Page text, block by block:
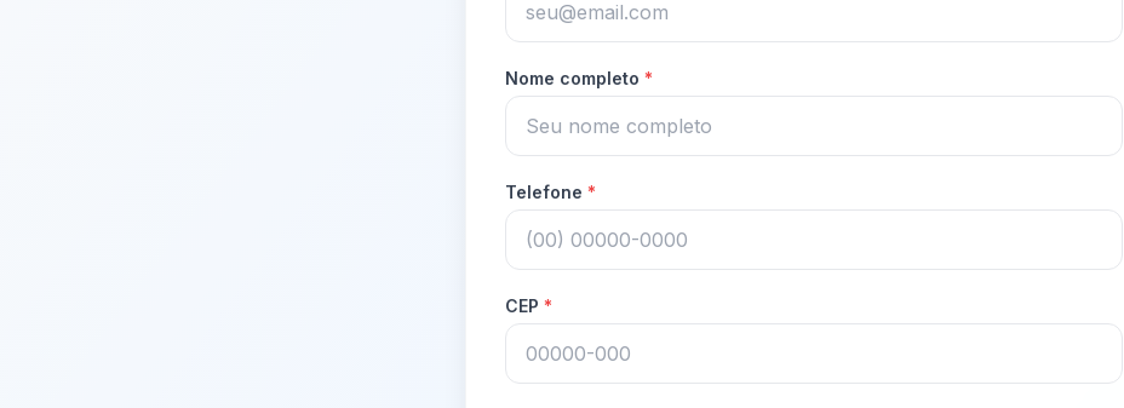
Nome completo *
Telefone *
CEP *